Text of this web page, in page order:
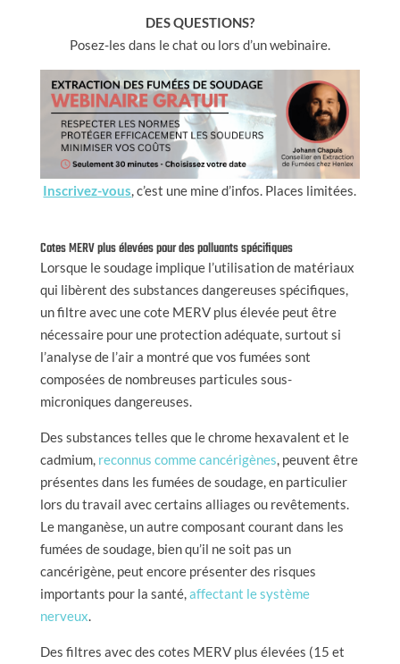
DES QUESTIONS?
Posez-les dans le chat ou lors d’un webinaire.
Inscrivez-vous, c’est une mine d’infos. Places limitées.
Cotes MERV plus élevées pour des polluants spécifiques
Lorsque le soudage implique l’utilisation de matériaux
qui libèrent des substances dangereuses spécifiques,
un filtre avec une cote MERV plus élevée peut être
nécessaire pour une protection adéquate, surtout si
l’analyse de l’air a montré que vos fumées sont
composées de nombreuses particules sous-
microniques dangereuses.
Des substances telles que le chrome hexavalent et le
cadmium, reconnus comme cancérigènes, peuvent être
présentes dans les fumées de soudage, en particulier
lors du travail avec certains alliages ou revêtements.
Le manganèse, un autre composant courant dans les
fumées de soudage, bien qu’il ne soit pas un
cancérigène, peut encore présenter des risques
importants pour la santé,affectant le système
nerveux.
Des filtres avec des cotes MERV plus élevées (15 et